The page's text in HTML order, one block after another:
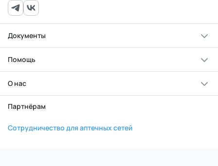
Документы
Помощь
О нас
Партнёрам
Сотрудничество для аптечных сетей